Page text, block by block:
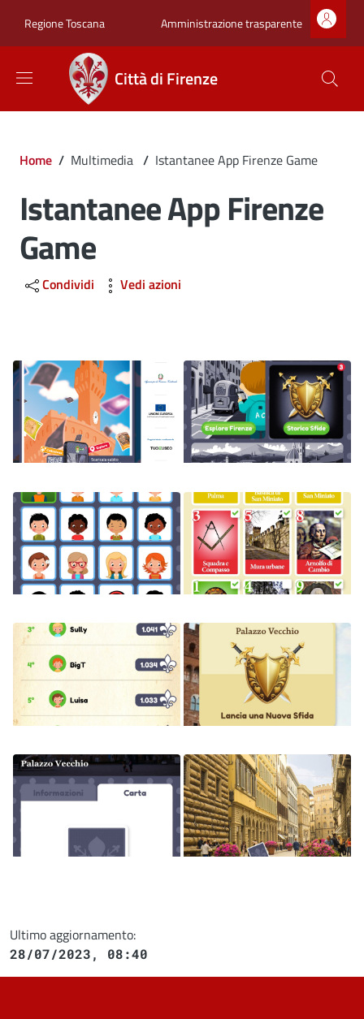
Regione Toscana Zona superiore
Amministrazione trasparente
Città di Firenze
Briciole di pane
Home / Multimedia / Istantanee App Firenze Game
Istantanee App Firenze
Game
Condividi Vedi azioni
Image Image
Image Image
Image Image
Image Image
Ultimo aggiornamento:
28/07/2023, 08:40